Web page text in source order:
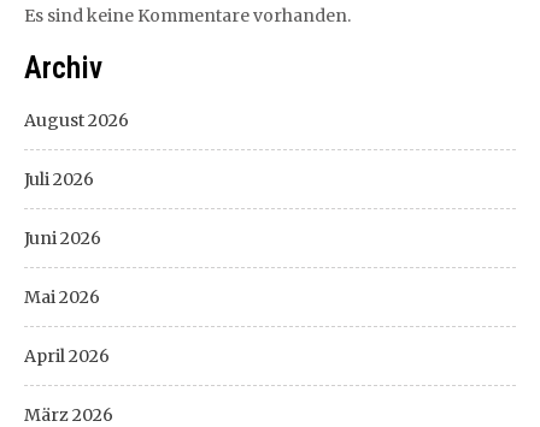
Es sind keine Kommentare vorhanden.
Archiv
August 2026
Juli 2026
Juni 2026
Mai 2026
April 2026
März 2026